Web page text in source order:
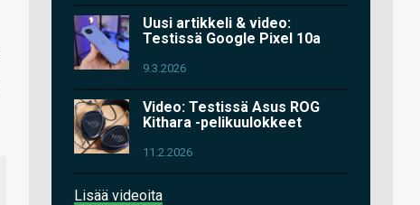
Uusi artikkeli & video:
Testissä Google Pixel 10a
9.3.2026
Video: Testissä Asus ROG
Kithara -pelikuulokkeet
11.2.2026
Lisää videoita